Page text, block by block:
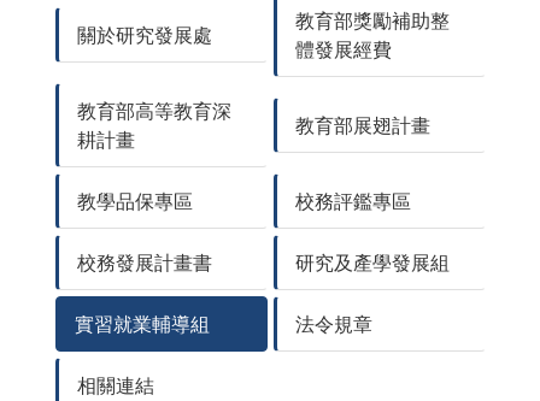
關於研究發展處
教育部獎勵補助整
體發展經費
教育部高等教育深
耕計畫
教育部展翅計畫
教學品保專區 校務評鑑專區
校務發展計畫書 研究及產學發展組
實習就業輔導組 法令規章
相關連結